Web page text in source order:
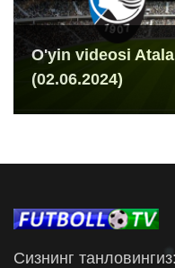
O'yin videosi
(02.06.2024)
Сизнинг